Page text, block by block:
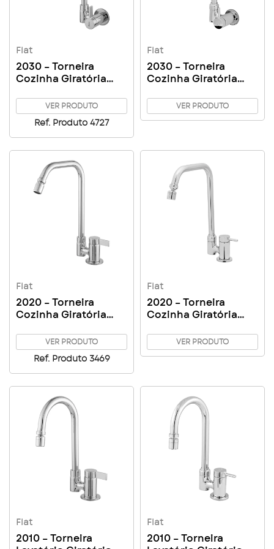
Flat
2030 – Torneira
Cozinha Giratória
Articulado C70
VER PRODUTO
Ref. Produto 4727
Flat
2030 – Torneira
Cozinha Giratória
Articulado C61
VER PRODUTO
Flat
2020 – Torneira
Cozinha Giratória
Articulado Flat C70
VER PRODUTO
Ref. Produto 3469
Flat
2020 – Torneira
Cozinha Giratória
Articulado Flat C61
VER PRODUTO
Flat
2010 – Torneira
Flat
2010 – Torneira